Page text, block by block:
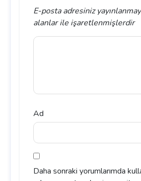
E-posta adresiniz
alanlarile işaretlenmişlerdir
Ad
Daha sonraki yorumlarımda